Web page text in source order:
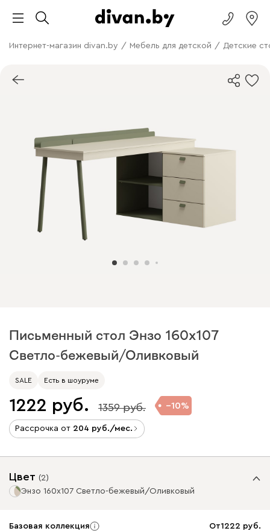
Интернет-магазин divan.by / Мебель для детской / Детские
Письменный стол Энзо 160x107
Светло-бежевый/Оливковый
SALE Есть в шоуруме
1222 1359 10
Рассрочка от 204 /мес.
Цвет (2)
Энзо 160x107 Светло-бежевый/Оливковый
Базовая коллекция От1222